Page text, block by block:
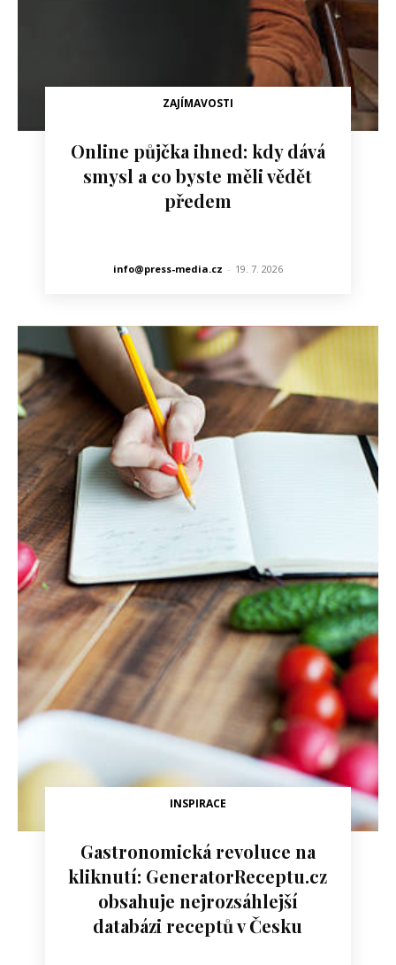
ZAJÍMAVOSTI
Online půjčka ihned: kdy dává
smysl a co byste měli vědět
předem
info@press-media.cz - 19. 7. 2026
INSPIRACE
Gastronomická revoluce na
kliknutí: GeneratorReceptu.cz
obsahuje nejrozsáhlejší
databázi receptů v Česku